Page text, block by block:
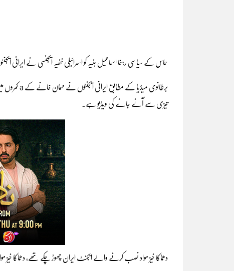
حماس کے سیاسی رہنما اسماعیل ہنیہ کو اسرائیلی خفیہ ایجنسی نے ایرانی
برطانوی
تیزی سے آنے جانے کی ویڈیو ہے۔
دھماکا خیز مواد نصب کرنے والے ایجنٹ ایران چھوڑ چکے تھے، دھماکا